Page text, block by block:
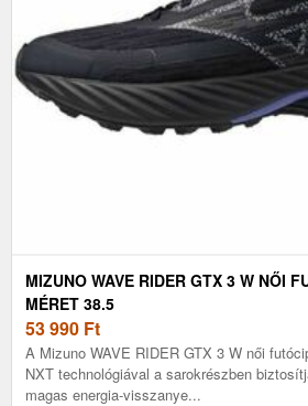
MIZUNO WAVE RIDER GTX 3 W NŐI
MÉRET 38.5
53 990 Ft
A Mizuno WAVE RIDER GTX 3 W női
NXT technológiával a sarokrészben
magas energia-visszanye...